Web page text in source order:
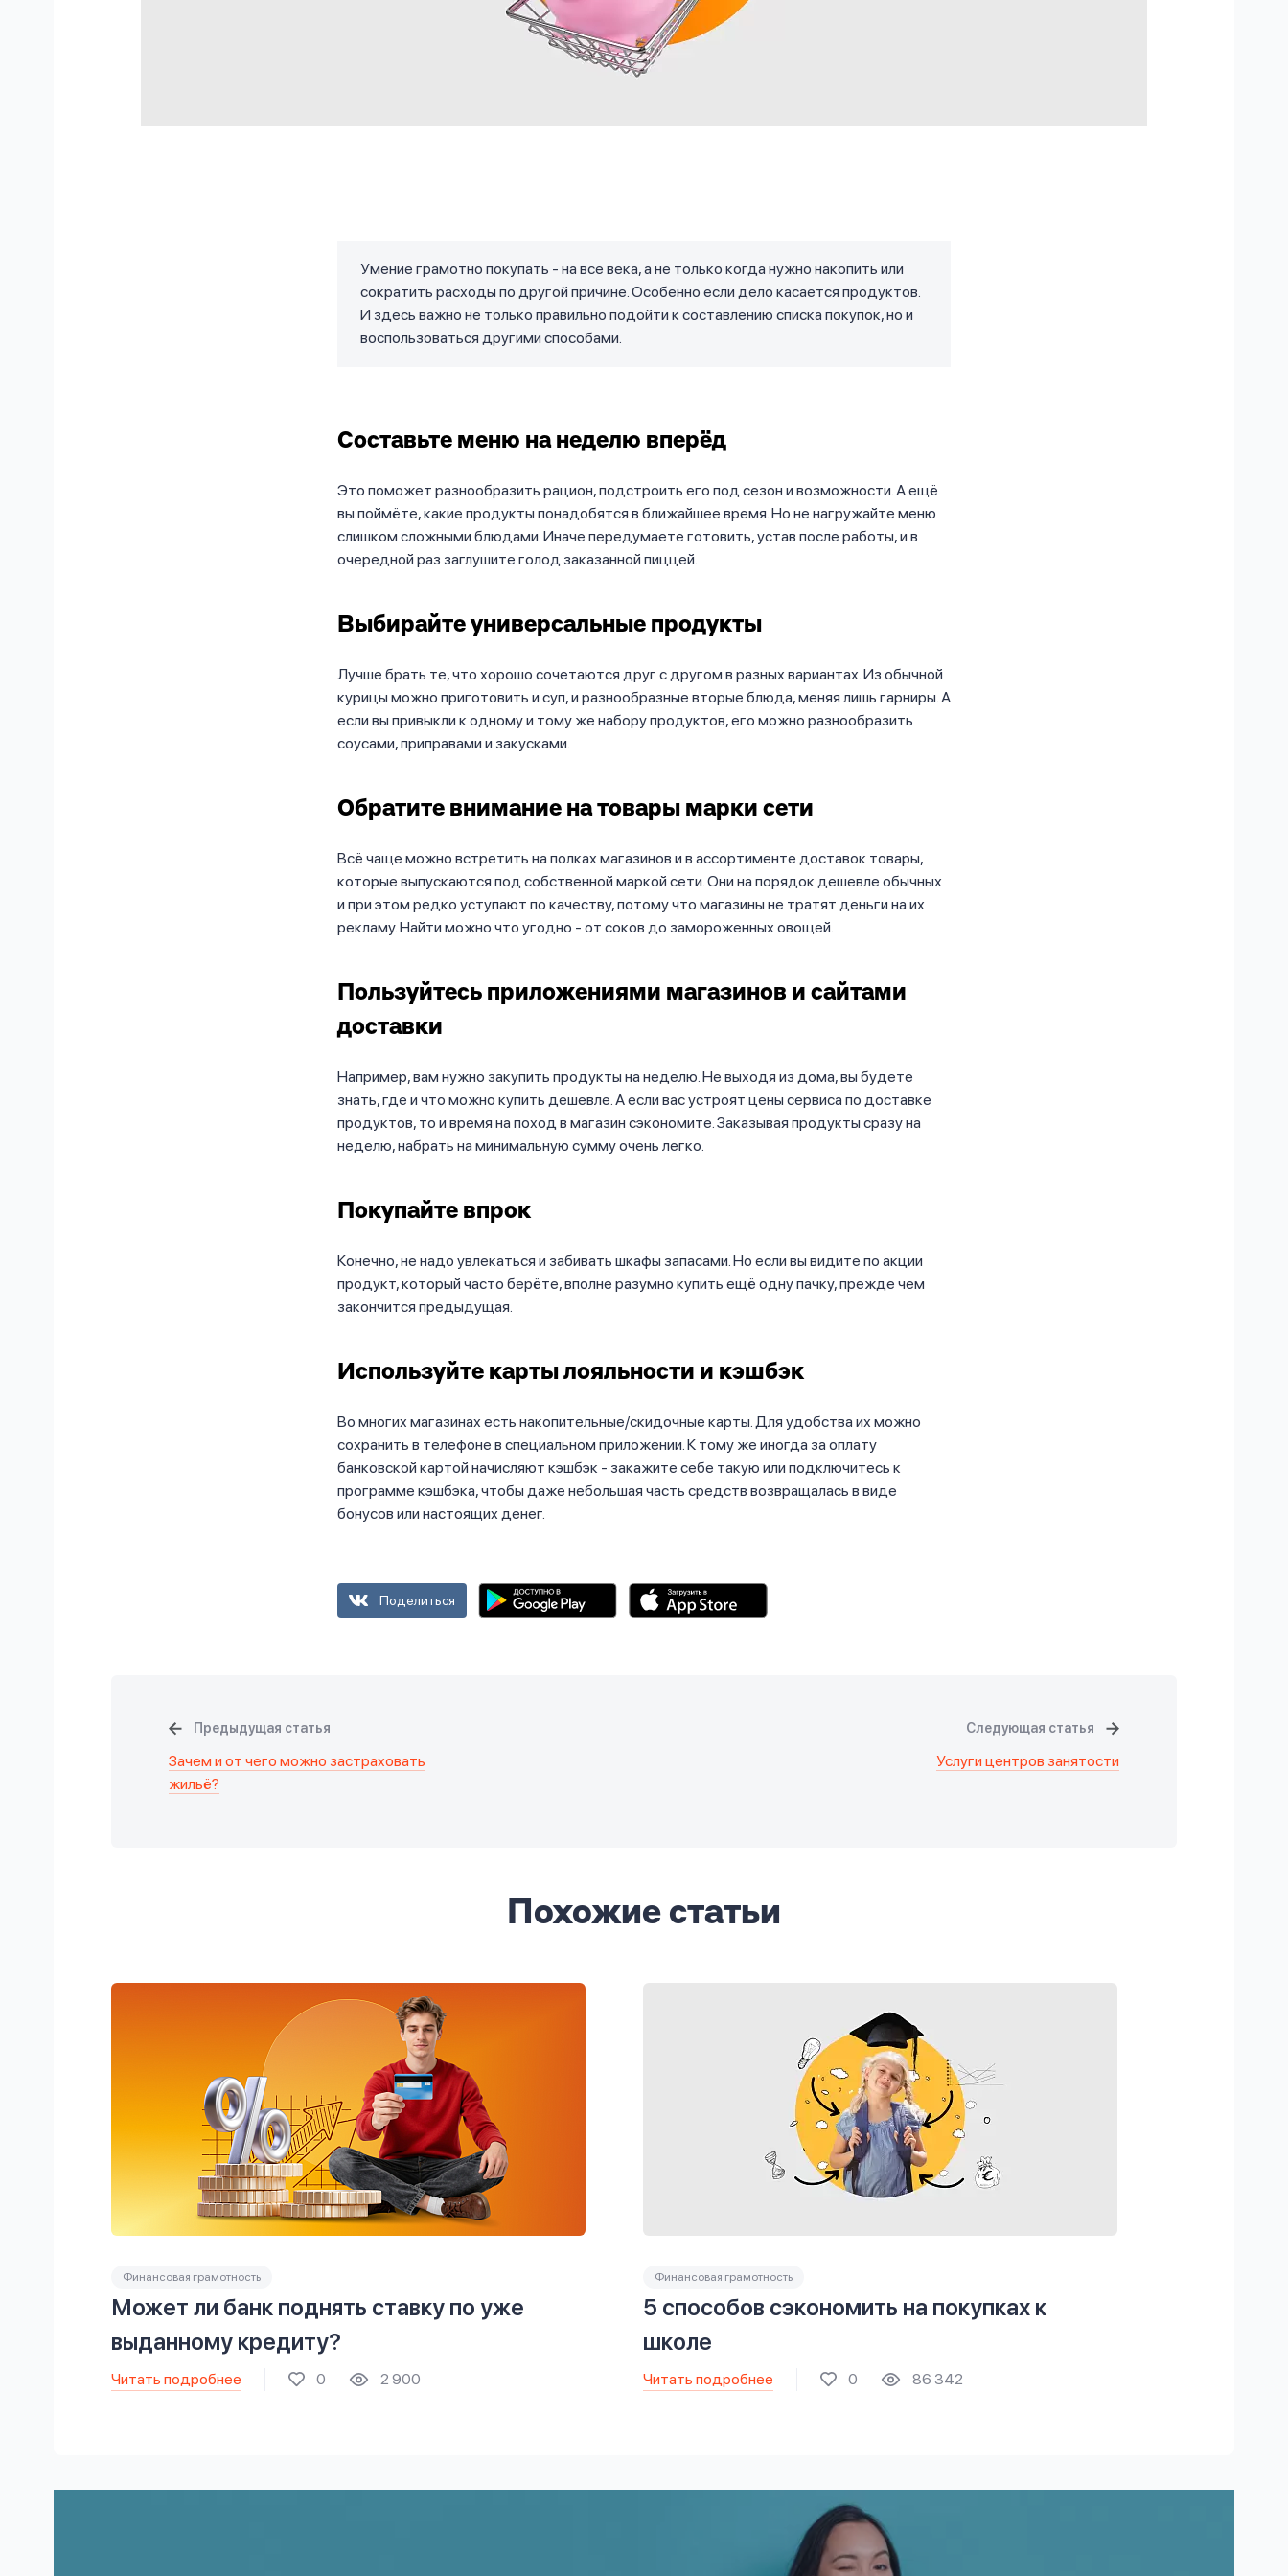
Умение грамотно покупать - на все века, а не только когда нужно накопить или
сократить расходы по другой причине. Особенно если дело касается продуктов.
И здесь важно не только правильно подойти к составлению списка покупок, но и
воспользоваться другими способами.
Составьте меню на неделю вперёд
Это поможет разнообразить рацион, подстроить его под сезон и возможности. А ещё
вы поймёте, какие продукты понадобятся в ближайшее время. Но не нагружайте меню
слишком сложными блюдами. Иначе передумаете готовить, устав после работы, и в
очередной раз заглушите голод заказанной пиццей.
Выбирайте универсальные продукты
Лучше брать те, что хорошо сочетаются друг с другом в разных вариантах. Из обычной
курицы можно приготовить и суп, и разнообразные вторые блюда, меняя лишь гарниры. А
если вы привыкли к одному и тому же набору продуктов, его можно разнообразить
соусами, приправами и закусками.
Обратите внимание на товары марки сети
Всё чаще можно встретить на полках магазинов и в ассортименте доставок товары,
которые выпускаются под собственной маркой сети. Они на порядок дешевле обычных
и при этом редко уступают по качеству, потому что магазины не тратят деньги на их
рекламу. Найти можно что угодно - от соков до замороженных овощей.
Пользуйтесь приложениями магазинов и сайтами
доставки
Например, вам нужно закупить продукты на неделю. Не выходя из дома, вы будете
знать, где и что можно купить дешевле. А если вас устроят цены сервиса по доставке
продуктов, то и время на поход в магазин сэкономите. Заказывая продукты сразу на
неделю, набрать на минимальную сумму очень легко.
Покупайте впрок
Конечно, не надо увлекаться и забивать шкафы запасами. Но если вы видите по акции
продукт, который часто берёте, вполне разумно купить ещё одну пачку, прежде чем
закончится предыдущая.
Используйте карты лояльности и кэшбэк
Во многих магазинах есть накопительные/скидочные карты. Для удобства их можно
сохранить в телефоне в специальном приложении. К тому же иногда за оплату
банковской картой начисляют кэшбэк - закажите себе такую или подключитесь к
программе кэшбэка, чтобы даже небольшая часть средств возвращалась в виде
бонусов или настоящих денег.
Поделиться
Предыдущая статья
Зачем и от чего можно застраховать
жильё?
Следующая статья
Услуги центров занятости
Похожие статьи
Финансовая грамотность
Может ли банк поднять ставку по уже
выданному кредиту?
Читать подробнее 0 2 900
Финансовая грамотность
5 способов сэкономить на покупках к
школе
Читать подробнее 0 86 342